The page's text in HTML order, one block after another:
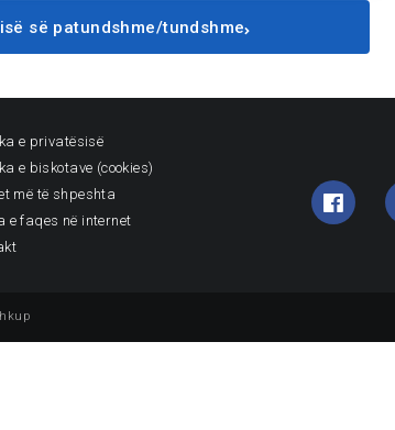
së patundshme/tundshme
e privatësisë
e biskotave (cookies)
më të shpeshta
e faqes në internet